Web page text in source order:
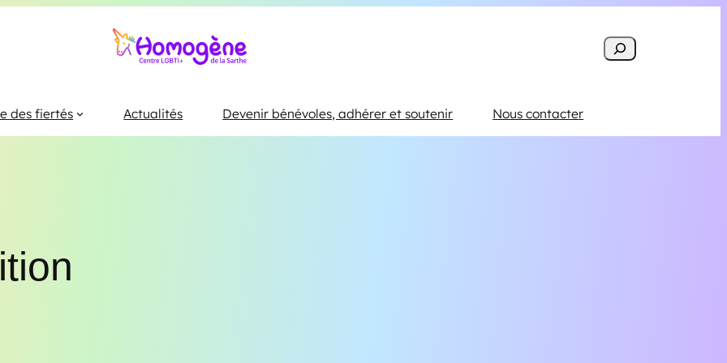
Search
des fiertés Actualités Devenir bénévoles, adhérer et soutenir Nous contacter